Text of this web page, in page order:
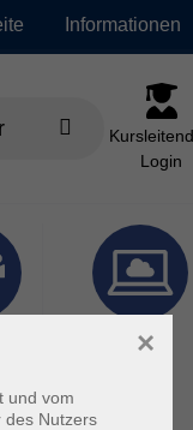
Informationen
Login
Digitales
Lernen
und vom
des Nutzers
×